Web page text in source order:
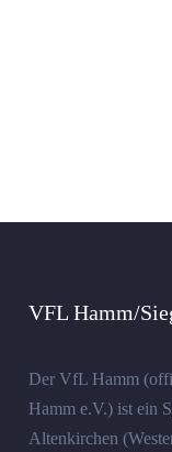
VFL Hamm/
Der VfL Hamm
Hamm e.V.) ist ein
Altenkirchen